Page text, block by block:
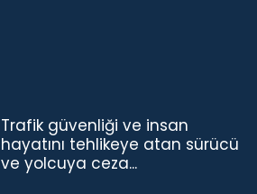
Trafik güvenliği ve insan
hayatını tehlikeye atan sürücü
ve yolcuya ceza...